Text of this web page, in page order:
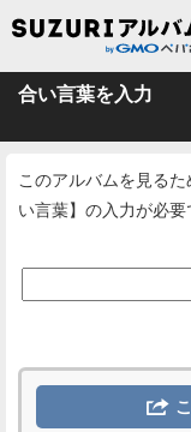
合い言葉を入力
このアルバムを見る
い言葉】の入力が必要
